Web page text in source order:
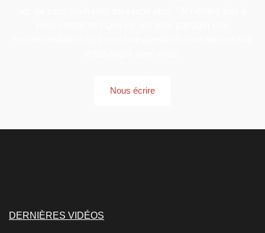
Nous écrire
DERNIÈRES VIDÉOS